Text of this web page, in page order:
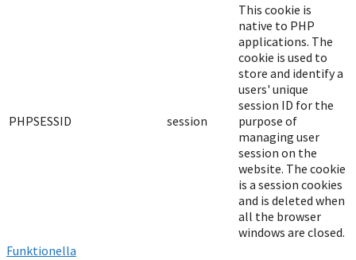
PHPSESSID session
This cookie is
native to PHP
applications. The
cookie is used to
store and identify a
users' unique
session ID for the
purpose of
managing user
session on the
website. The cookie
is a session cookies
and is deleted when
all the browser
windows are closed.
Funktionella